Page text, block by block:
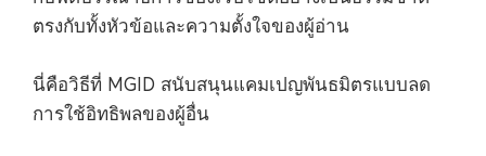
ตรงกับทั้งหัวข้อและความตั้งใจของผู้อ่าน
นี่คือวิธีที่ MGID สนับสนุนแคมเปญพันธมิตรแบบลด
การใช้อิทธิพลของผู้อื่น